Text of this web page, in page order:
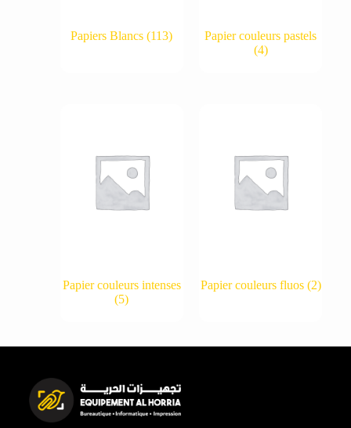
Papiers Blancs(113)
Papier couleurs pastels
(4)
Papier couleurs intenses
(5)
Papier couleurs fluos (2)